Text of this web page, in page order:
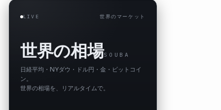
LIVE 世界のマーケット
世界の相場SOUBA
日経平均・NYダウ・ドル円・金・ビットコイ
ン。
世界の相場を、リアルタイムで。